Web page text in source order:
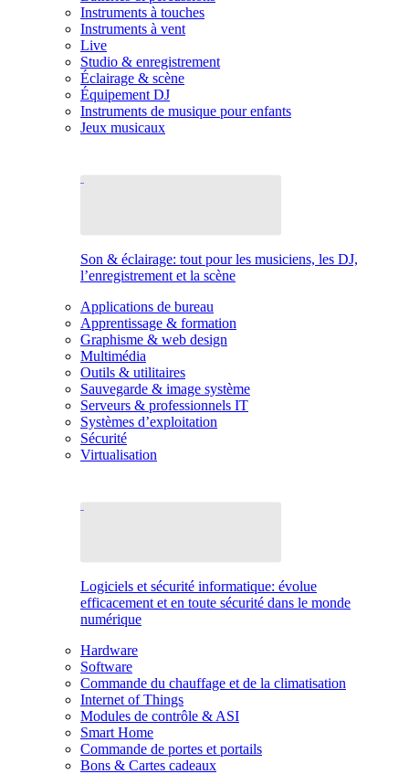
Instruments à touches
Instruments à vent
Live
Studio & enregistrement
Éclairage & scène
Équipement DJ
Instruments de musique pour enfants
Jeux musicaux
Son & éclairage: tout pour les musiciens, les DJ,
l’enregistrement et la scène
Applications de bureau
Apprentissage & formation
Graphisme & web design
Multimédia
Outils & utilitaires
Sauvegarde & image système
Serveurs & professionnels IT
Systèmes d’exploitation
Sécurité
Virtualisation
Logiciels et sécurité informatique: évolue
efficacement et en toute sécurité dans le monde
numérique
Hardware
Software
Commande du chauffage et de la climatisation
Internet of Things
Modules de contrôle & ASI
Smart Home
Commande de portes et portails
Bons & Cartes cadeaux